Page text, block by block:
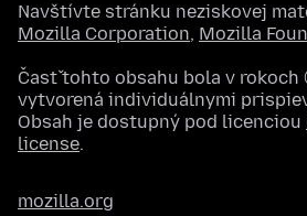
Navštívte stránku neziskovej
Mozilla Corporation, Mozilla
Časť tohto obsahu bola v
vytvorená individuálnymi
Obsah je dostupný pod licenciou
license.
mozilla.org